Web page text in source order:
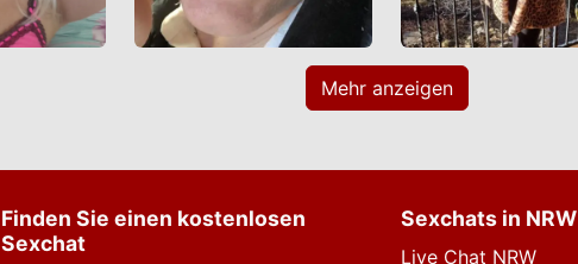
Mehr anzeigen
Finden Sie einen kostenlosen
Sexchat
Sexchats in NRW
Live Chat NRW